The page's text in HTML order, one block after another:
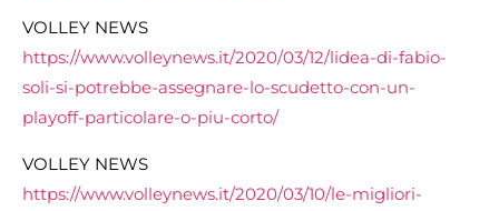
VOLLEY NEWS
https://www.volleynews.it/2020/03/12/lidea-di-fabio-
soli-si-potrebbe-assegnare-lo-scudetto-con-un-
playoff-particolare-o-piu-corto/
VOLLEY NEWS
https://www.volleynews.it/2020/03/10/le-migliori-